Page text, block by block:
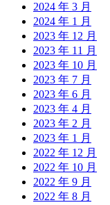
2024 年 3 月
2024 年 1 月
2023 年 12 月
2023 年 11 月
2023 年 10 月
2023 年 7 月
2023 年 6 月
2023 年 4 月
2023 年 2 月
2023 年 1 月
2022 年 12 月
2022 年 10 月
2022 年 9 月
2022 年 8 月